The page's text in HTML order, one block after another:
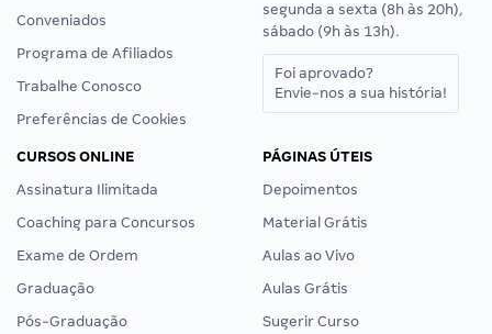
Conveniados
Programa de Afiliados
Trabalhe Conosco
Preferências de Cookies
segunda a sexta (8h às 20h),
sábado (9h às 13h).
Foi aprovado?
Envie-nos a sua história!
CURSOS ONLINE
Assinatura Ilimitada
Coaching para Concursos
Exame de Ordem
Graduação
Pós-Graduação
PÁGINAS ÚTEIS
Depoimentos
Material Grátis
Aulas ao Vivo
Aulas Grátis
Sugerir Curso